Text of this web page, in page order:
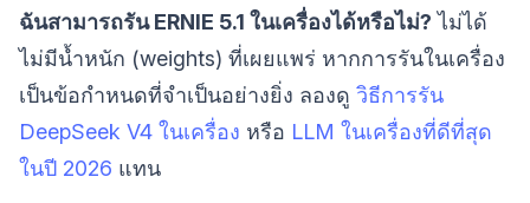
ฉันสามารถรัน ERNIE 5.1 ในเครื่องได้หรือไม่? ไม่ได้
ไม่มีน้ำหนัก (weights) ที่เผยแพร่ หากการรันในเครื่อง
เป็นข้อกำหนดที่จำเป็นอย่างยิ่ง ลองดู วิธีการรัน
DeepSeek V4 ในเครื่อง หรือ LLM ในเครื่องที่ดีที่สุด
ในปี 2026 แทน